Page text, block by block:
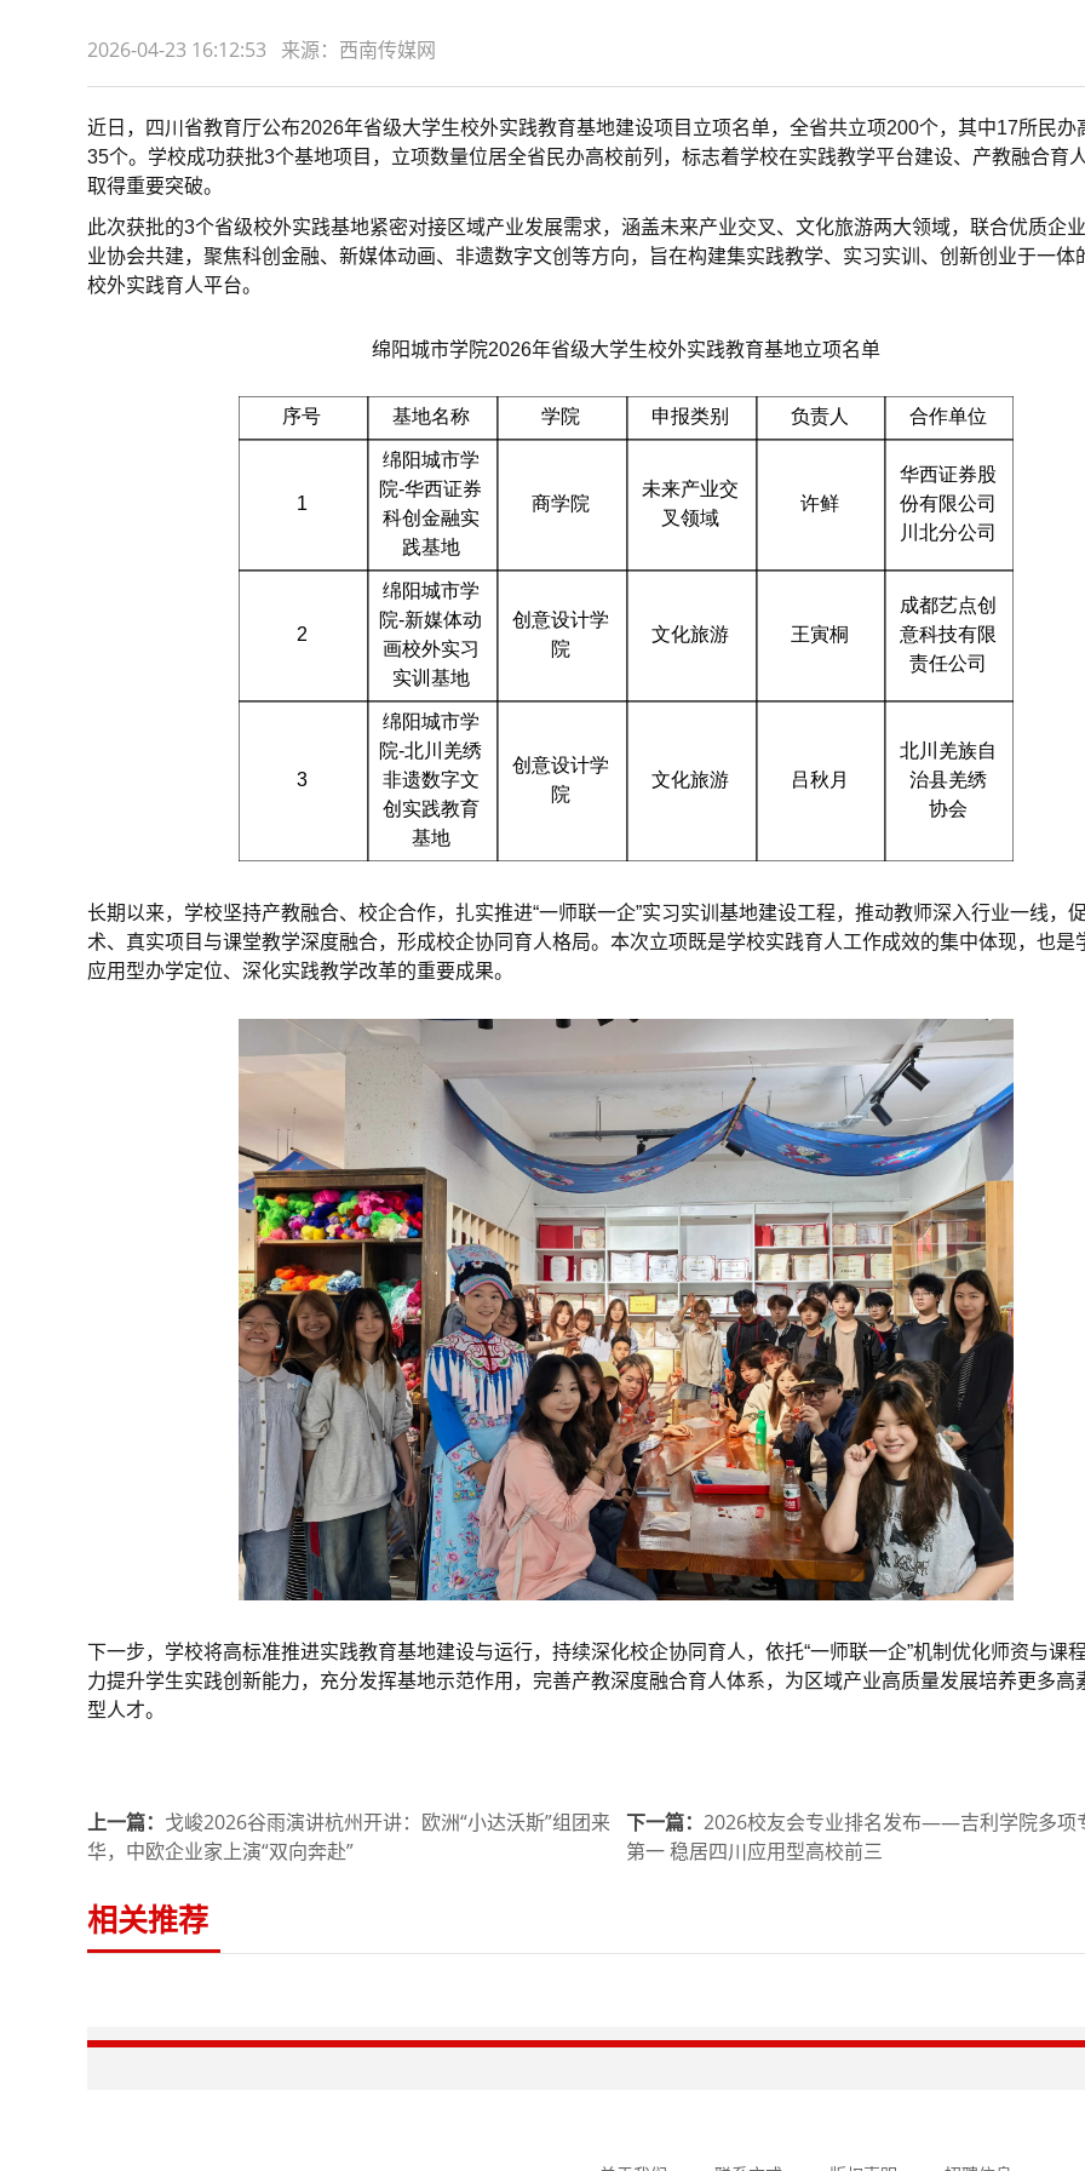
2026-04-23 16:12:53 来源：西南传媒网
近日，四川省教育厅公布2026年省级大学生校外实践教育基地建设项目立项名单，全省共立项200个，其中17所民办
35个。学校成功获批3个基地项目，立项数量位居全省民办高校前列，标志着学校在实践教学平台建设、产教融合育
取得重要突破。
此次获批的3个省级校外实践基地紧密对接区域产业发展需求，涵盖未来产业交叉、文化旅游两大领域，联合优质企
业协会共建，聚焦科创金融、新媒体动画、非遗数字文创等方向，旨在构建集实践教学、实习实训、创新创业于一体
校外实践育人平台。
绵阳城市学院2026年省级大学生校外实践教育基地立项名单
长期以来，学校坚持产教融合、校企合作，扎实推进“一师联一企”实习实训基地建设工程，推动教师深入行业一线，
术、真实项目与课堂教学深度融合，形成校企协同育人格局。本次立项既是学校实践育人工作成效的集中体现，也是
应用型办学定位、深化实践教学改革的重要成果。
下一步，学校将高标准推进实践教育基地建设与运行，持续深化校企协同育人，依托“一师联一企”机制优化师资与课
力提升学生实践创新能力，充分发挥基地示范作用，完善产教深度融合育人体系，为区域产业高质量发展培养更多高
型人才。
上一篇： 戈峻2026谷雨演讲杭州开讲：欧洲“小达沃斯”组团来
华，中欧企业家上演“双向奔赴”
下一篇： 2026校友会专业排名发布——吉利学院多项
第一 稳居四川应用型高校前三
相关推荐